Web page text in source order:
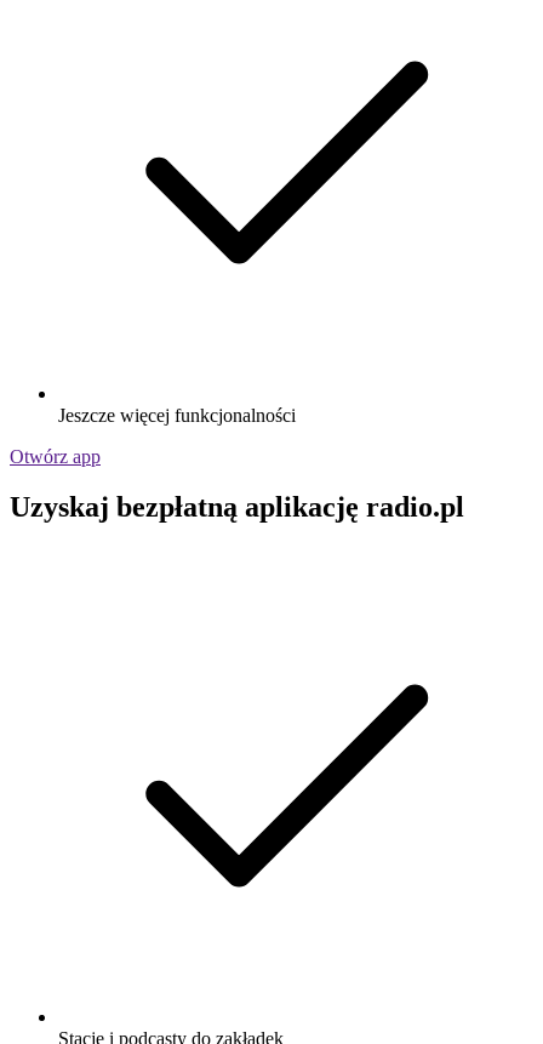
Jeszcze więcej funkcjonalności
Otwórz app
Uzyskaj bezpłatną aplikację radio.pl
Stacje i podcasty do zakładek